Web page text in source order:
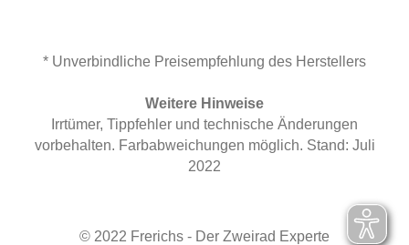
* Unverbindliche Preisempfehlung des Herstellers
Weitere Hinweise
Irrtümer, Tippfehler und technische Änderungen
vorbehalten. Farbabweichungen möglich. Stand: Juli
2022
© 2022 Frerichs - Der Zweirad Experte